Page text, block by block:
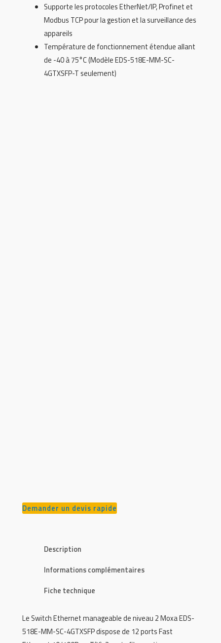
Supporte les protocoles EtherNet/IP, Profinet et
Modbus TCP pour la gestion et la surveillance des
appareils
Température de fonctionnement étendue allant
de -40 à 75°C (Modèle EDS-518E-MM-SC-
4GTXSFP-T seulement)
Demander un devis rapide
Description
Informations complémentaires
Fiche technique
Le Switch Ethernet manageable de niveau 2 Moxa EDS-
518E-MM-SC-4GTXSFP dispose de 12 ports Fast